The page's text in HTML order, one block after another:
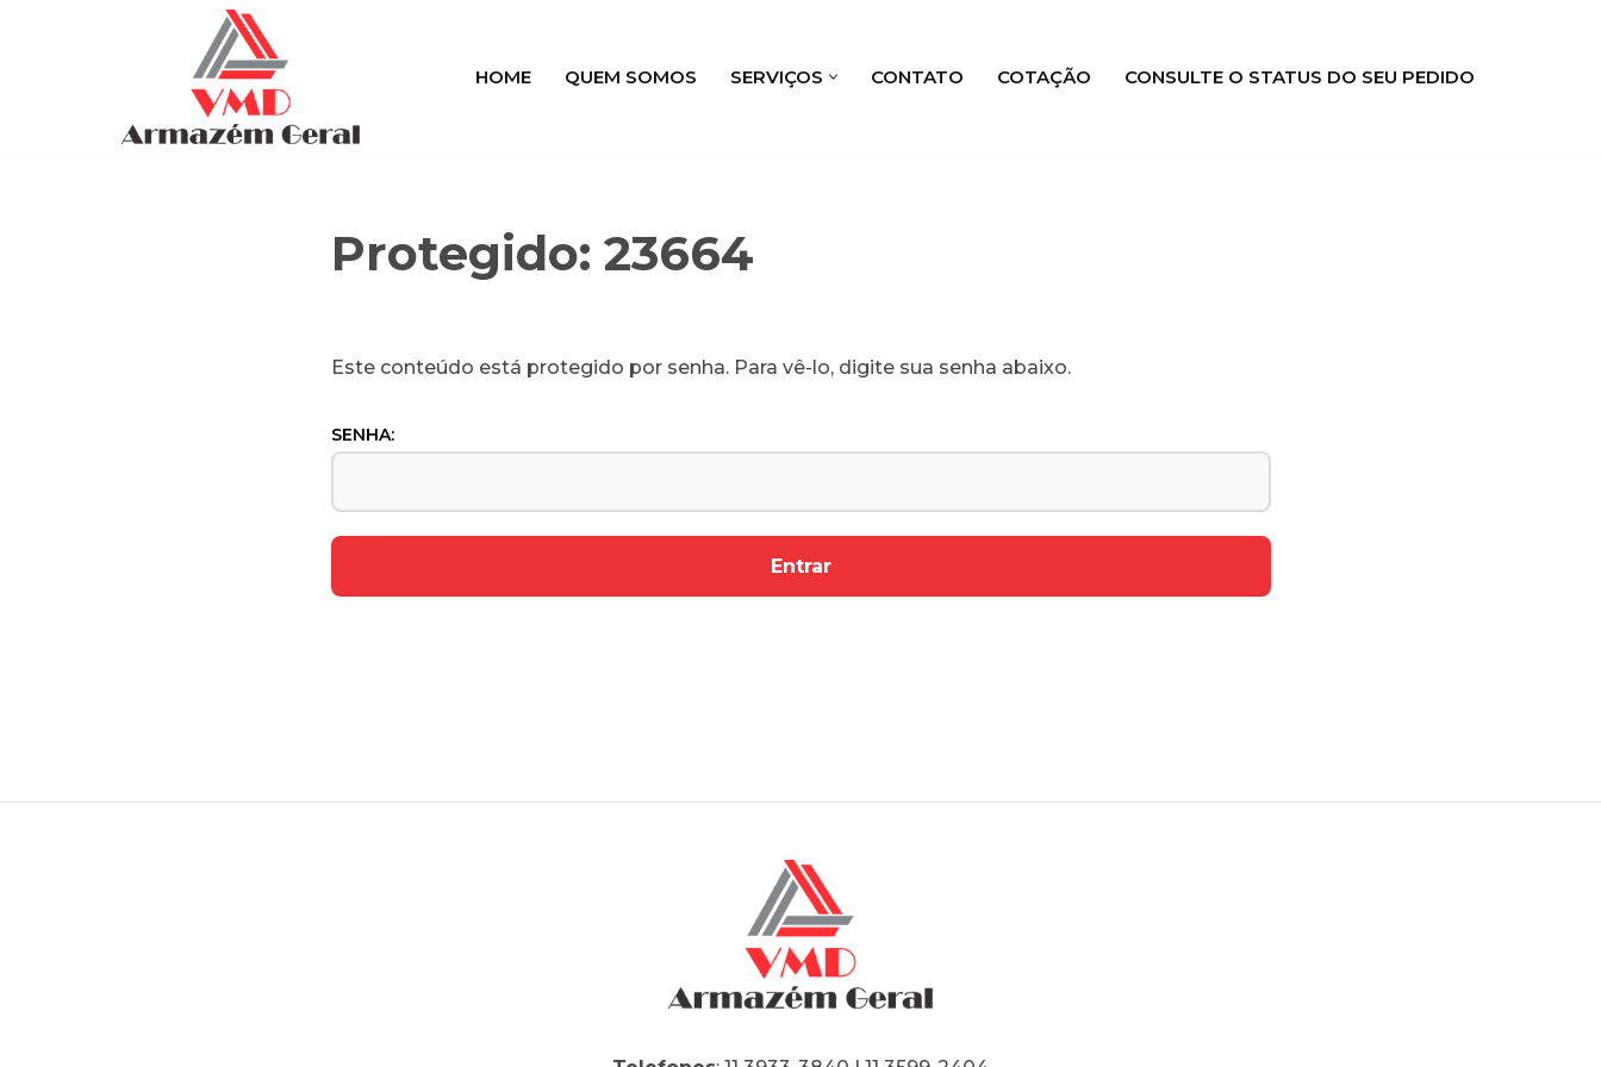
HOME QUEM SOMOS SERVIÇOS CONTATO COTAÇÃO CONSULTE O STATUS DO SEU PEDIDO
Protegido: 23664
Este conteúdo está protegido por senha. Para vê-lo, digite sua senha abaixo.
SENHA: